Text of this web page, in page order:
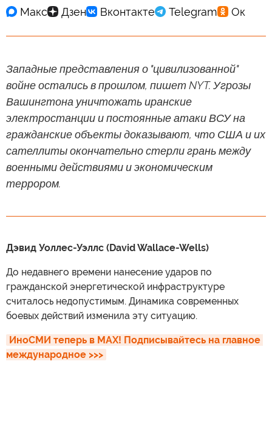
Западные представления о "цивилизованной"
войне остались в прошлом, пишет NYT. Угрозы
Вашингтона уничтожать иранские
электростанции и постоянные атаки ВСУ на
гражданские объекты доказывают, что США и их
сателлиты окончательно стерли грань между
военными действиями и экономическим
террором.
Дэвид Уоллес-Уэллс (David Wallace-Wells)
До недавнего времени нанесение ударов по
гражданской энергетической инфраструктуре
считалось недопустимым. Динамика современных
боевых действий изменила эту ситуацию.
ИноСМИ теперь в MAX! Подписывайтесь на главное
международное >>>